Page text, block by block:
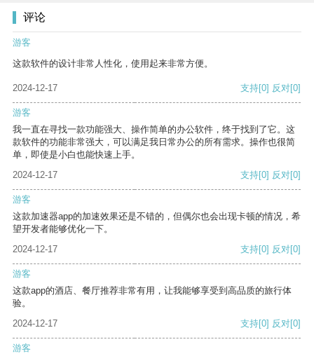
评论
游客
这款软件的设计非常人性化，使用起来非常方便。
2024-12-17 支持[0] 反对[0]
游客
我一直在寻找一款功能强大、操作简单的办公软件，终于找到了它。这
款软件的功能非常强大，可以满足我日常办公的所有需求。操作也很简
单，即使是小白也能快速上手。
2024-12-17
支持[0] 反对[0]
游客
这款加速器app的加速效果还是不错的，但偶尔也会出现卡顿的情况，希
望开发者能够优化一下。
2024-12-17
支持[0] 反对[0]
游客
这款app的酒店、餐厅推荐非常有用，让我能够享受到高品质的旅行体
验。
2024-12-17
支持[0] 反对[0]
游客